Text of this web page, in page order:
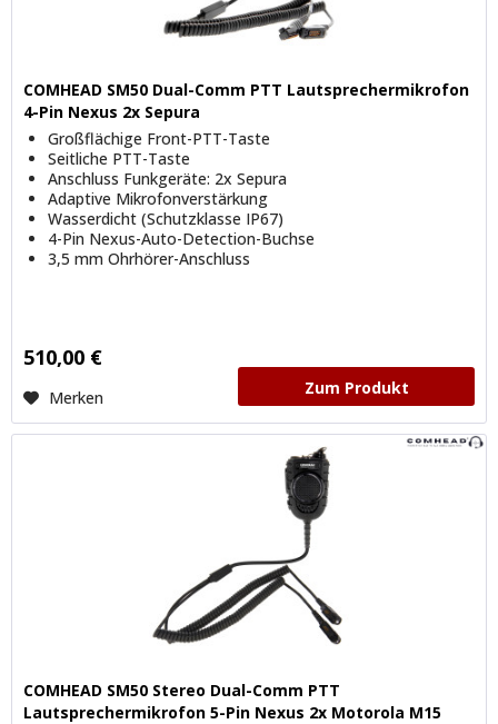
COMHEAD SM50 Dual-Comm PTT Lautsprechermikrofon
4-Pin Nexus 2x Sepura
Großflächige Front-PTT-Taste
Seitliche PTT-Taste
Anschluss Funkgeräte: 2x Sepura
Adaptive Mikrofonverstärkung
Wasserdicht (Schutzklasse IP67)
4-Pin Nexus-Auto-Detection-Buchse
3,5 mm Ohrhörer-Anschluss
510,00 €
Merken Zum Produkt
COMHEAD SM50 Stereo Dual-Comm PTT
Lautsprechermikrofon 5-Pin Nexus 2x Motorola M15